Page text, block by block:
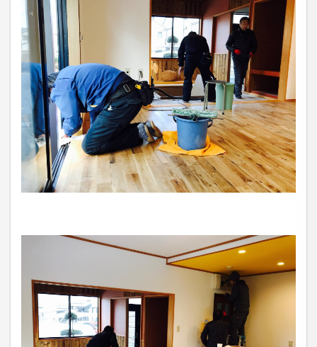
PRIVACY POLICY
有限会社 河野電建（以下「当社」）は、以下のとお
り個人情報保護方針を定め、個人情報保護の仕組みを
構築し、全従業員に個人情報保護の重要性の認識と取
組みを徹底させることにより、個人情報の保護を推進
致します。
個人情報の管理
当社は、お客さまの個人情報を正確かつ最新の状態に
保ち、個人情報への不正アクセス・紛失・破損・改ざ
ん・漏洩などを防止するため、セキュリティシステム
の維持・管理体制の整備・社員教育の徹底等の必要な
措置を講じ、安全対策を実施し個人情報の厳重な管理